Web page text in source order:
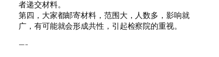
者递交材料。
第四，大家都邮寄材料，范围大，人数多，影响就
广，有可能就会形成共性，引起检察院的重视。
—-